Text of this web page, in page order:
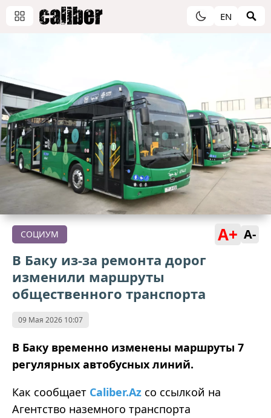
EN
СОЦИУМ A+ A-
В Баку из-за ремонта дорог
изменили маршруты
общественного транспорта
09 Мая 2026 10:07
В Баку временно изменены маршруты 7
регулярных автобусных линий.
Как сообщает Caliber.Az со ссылкой на
Агентство наземного транспорта